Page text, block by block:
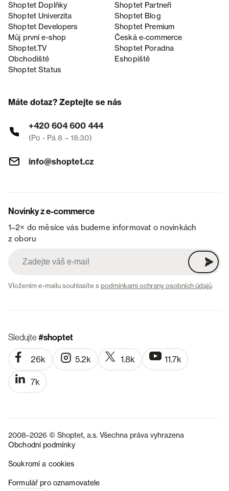
Shoptet Doplňky
Shoptet Partneři
Shoptet Univerzita
Shoptet Blog
Shoptet Developers
Shoptet Premium
Můj první e-shop
Česká e‑commerce
Shoptet.TV
Shoptet Poradna
Obchodiště
Eshopiště
Shoptet Status
Máte dotaz? Zeptejte se nás
+420 604 600 444
(Po - Pá 8 – 18:30)
info@shoptet.cz
Novinky z e-commerce
1–2× do měsíce vás budeme informovat o novinkách
z oboru
Vložením e-mailu souhlasíte spodmínkami ochrany osobních údajů.
Sledujte#shoptet
26k 5.2k 1.8k 11.7k
7k
2008–2026 © Shoptet, a.s. Všechna práva vyhrazena
Obchodní podmínky
Soukromí a cookies
Formulář pro oznamovatele